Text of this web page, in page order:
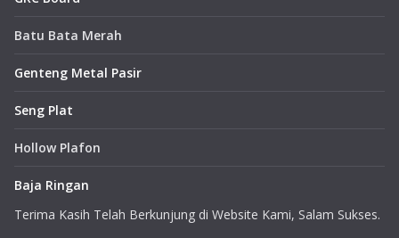
Batu Bata Merah
Genteng Metal Pasir
Seng Plat
Hollow Plafon
Baja Ringan
Terima Kasih Telah Berkunjung di Website Kami, Salam Sukses.